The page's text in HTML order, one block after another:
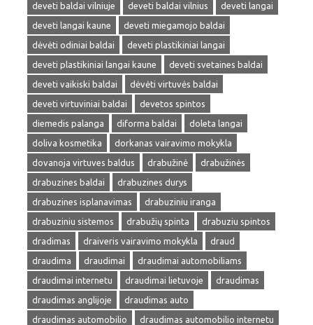
deveti baldai vilniuje
deveti baldai vilnius
deveti langai
deveti langai kaune
deveti miegamojo baldai
dėvėti odiniai baldai
deveti plastikiniai langai
deveti plastikiniai langai kaune
deveti svetaines baldai
deveti vaikiski baldai
dėvėti virtuvės baldai
deveti virtuviniai baldai
devetos spintos
diemedis palanga
diforma baldai
doleta langai
doliva kosmetika
dorkanas vairavimo mokykla
dovanoja virtuves baldus
drabužinė
drabužinės
drabuzines baldai
drabuzines durys
drabuzines isplanavimas
drabuziniu iranga
drabuziniu sistemos
drabužių spinta
drabuziu spintos
dradimas
draiveris vairavimo mokykla
draud
draudima
draudimai
draudimai automobiliams
draudimai internetu
draudimai lietuvoje
draudimas
draudimas anglijoje
draudimas auto
draudimas automobilio
draudimas automobilio internetu